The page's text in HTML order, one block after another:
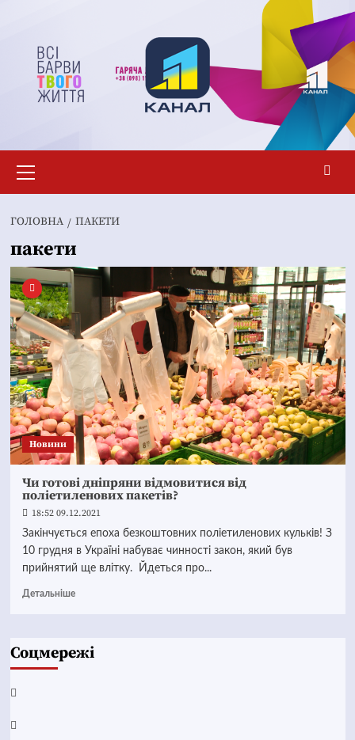
вмісту
меню
ГОЛОВНА ПАКЕТИ
пакети
Новини
Чи готові дніпряни відмовитися від
поліетиленових пакетів?
18:52 09.12.2021
Закінчується епоха безкоштовних поліетиленових кульків! З
10 грудня в Україні набуває чинності закон, який був
прийнятий ще влітку. Йдеться про...
Детальніше
Соцмережі
Facebook
YouTube